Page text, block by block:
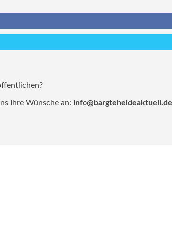
Ihre Wünsche an: info@bargteheideaktuell.de